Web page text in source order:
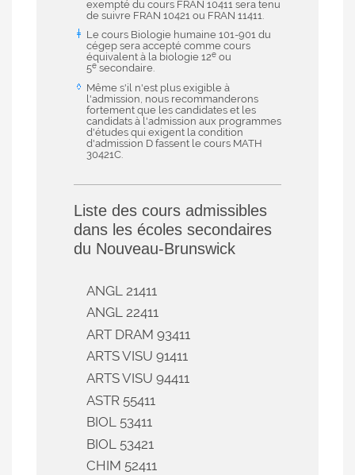
exempté du cours FRAN 10411 sera tenu
de suivre FRAN 10421 ou FRAN 11411.
Le cours Biologie humaine 101-901 du
cégep sera accepté comme cours
équivalent à la biologie 12e ou
5e secondaire.
Même s'il n'est plus exigible à
l'admission, nous recommanderons
fortement que les candidates et les
candidats à l'admission aux programmes
d'études qui exigent la condition
d'admission D fassent le cours MATH
30421C.
Liste des cours admissibles
dans les écoles secondaires
du Nouveau-Brunswick
ANGL 21411
ANGL 22411
ART DRAM 93411
ARTS VISU 91411
ARTS VISU 94411
ASTR 55411
BIOL 53411
BIOL 53421
CHIM 52411